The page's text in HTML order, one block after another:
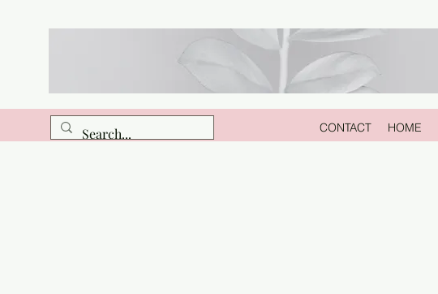
CONTACT HOME